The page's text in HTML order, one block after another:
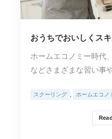
おうちでおいしくス
ホームエコノミー時代
などさまざまな習い事
スクーリング ホームエコノ